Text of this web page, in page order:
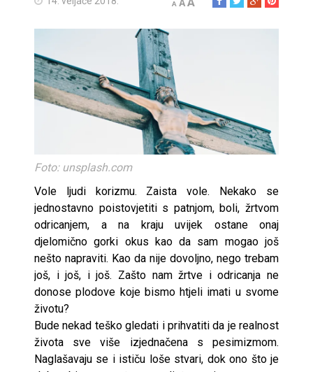
A A
Foto: unsplash.com
Vole ljudi korizmu. Zaista vole. Nekako se
jednostavno poistovjetiti s patnjom, boli, žrtvom
odricanjem, a na kraju uvijek ostane onaj
djelomično gorki okus kao da sam mogao još
nešto napraviti. Kao da nije dovoljno, nego trebam
još, i još, i još. Zašto nam žrtve i odricanja ne
donose plodove koje bismo htjeli imati u svome
životu?
Bude nekad teško gledati i prihvatiti da je realnost
života sve više izjednačena s pesimizmom.
Naglašavaju se i ističu loše stvari, dok ono što je